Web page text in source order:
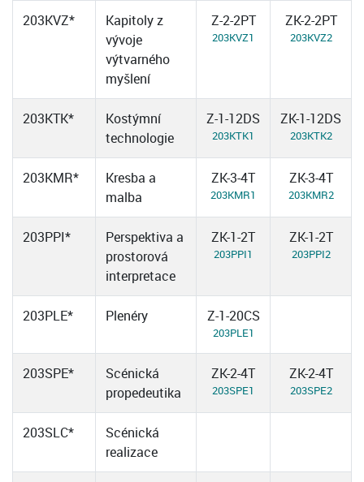
203KVZ*
Kapitoly z
vývoje
výtvarného
myšlení
Z-2-2PT
203KVZ1
ZK-2-2PT
203KVZ2
203KTK*
Kostýmní
technologie
Z-1-12DS
203KTK1
ZK-1-12DS
203KTK2
203KMR*
Kresba a
malba
ZK-3-4T
203KMR1
ZK-3-4T
203KMR2
203PPI*
Perspektiva a
prostorová
interpretace
ZK-1-2T
203PPI1
ZK-1-2T
203PPI2
203PLE* Plenéry Z-1-20CS
203PLE1
203SPE*
Scénická
propedeutika
ZK-2-4T
203SPE1
ZK-2-4T
203SPE2
203SLC*
Scénická
realizace